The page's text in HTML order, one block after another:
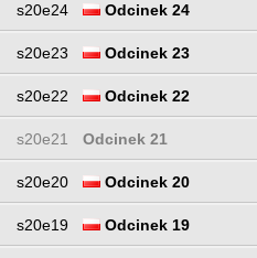
s20e24 Odcinek 24
s20e23 Odcinek 23
s20e22 Odcinek 22
s20e21 Odcinek 21
s20e20 Odcinek 20
s20e19 Odcinek 19